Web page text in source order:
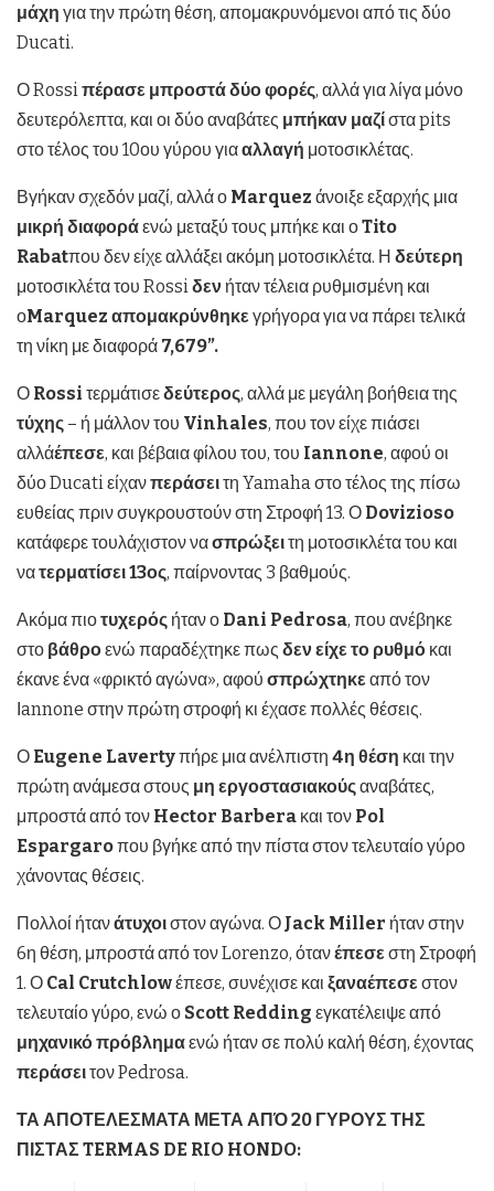
μάχη για την πρώτη θέση, απομακρυνόμενοι από τις δύο
Ducati.
Ο Rossiπέρασε μπροστά δύο φορές, αλλά για λίγα μόνο
δευτερόλεπτα, και οι δύο αναβάτες μπήκαν μαζίστα pits
στο τέλος του 10ου γύρου γιααλλαγή μοτοσικλέτας.
Βγήκαν σχεδόν μαζί, αλλά ο Marquez άνοιξε εξαρχής μια
μικρή διαφοράενώ μεταξύ τους μπήκε και οTito
Rabatπου δεν είχε αλλάξει ακόμη μοτοσικλέτα. Η δεύτερη
μοτοσικλέτα του Rossiδεν ήταν τέλεια ρυθμισμένη και
οMarquez απομακρύνθηκεγρήγορα για να πάρει τελικά
τη νίκη με διαφορά 7,679”.
Ο Rossi τερμάτισεδεύτερος, αλλά με μεγάλη βοήθεια της
τύχης – ή μάλλον του Vinhales, που τον είχε πιάσει
αλλάέπεσε, και βέβαια φίλου του, του Iannone, αφού οι
δύο Ducati είχανπεράσειτη Yamaha στο τέλος της πίσω
ευθείας πριν συγκρουστούν στη Στροφή 13. Ο Dovizioso
κατάφερε τουλάχιστον νασπρώξειτη μοτοσικλέτα του και
νατερματίσει 13ος, παίρνοντας 3 βαθμούς.
Ακόμα πιοτυχερός ήταν ο Dani Pedrosa, που ανέβηκε
στο βάθροενώ παραδέχτηκε πως δεν είχε το ρυθμό και
έκανε ένα «φρικτό αγώνα», αφού σπρώχτηκεαπό τον
Ιannone στην πρώτη στροφή κι έχασε πολλές θέσεις.
Ο Eugene Lavertyπήρε μια ανέλπιστη 4η θέση και την
πρώτη ανάμεσα στους μη εργοστασιακούςαναβάτες,
μπροστά από τον Hector Barbera και τον Pol
Espargaroπου βγήκε από την πίστα στον τελευταίο γύρο
χάνοντας θέσεις.
Πολλοί ήτανάτυχοιστον αγώνα. Ο Jack Miller ήταν στην
6η θέση, μπροστά από τον Lorenzo, ότανέπεσεστη Στροφή
1. Ο Cal Crutchlowέπεσε, συνέχισε και ξαναέπεσεστον
τελευταίο γύρο, ενώ ο Scott Redding εγκατέλειψε από
μηχανικό πρόβλημαενώ ήταν σε πολύ καλή θέση, έχοντας
περάσειτον Pedrosa.
ΤΑ ΑΠΟΤΕΛΕΣΜΑΤΑ ΜΕΤΑ ΑΠΌ 20 ΓΥΡΟΥΣ ΤΗΣ
ΠΙΣΤΑΣTERMAS DE RIO HONDO: